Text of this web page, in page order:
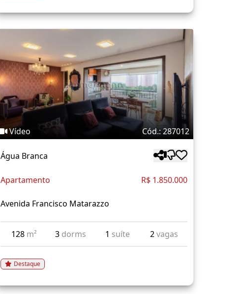
Vídeo Cód.: 287012
Água Branca
Apartamento R$ 1.850.000
Avenida Francisco Matarazzo
128 m² 3 dorms 1 suíte 2vagas
Destaque